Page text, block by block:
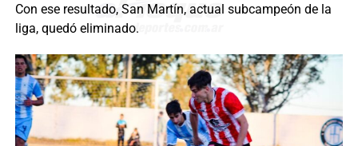
Con ese resultado, San Martín, actual subcampeón de la
liga, quedó eliminado.